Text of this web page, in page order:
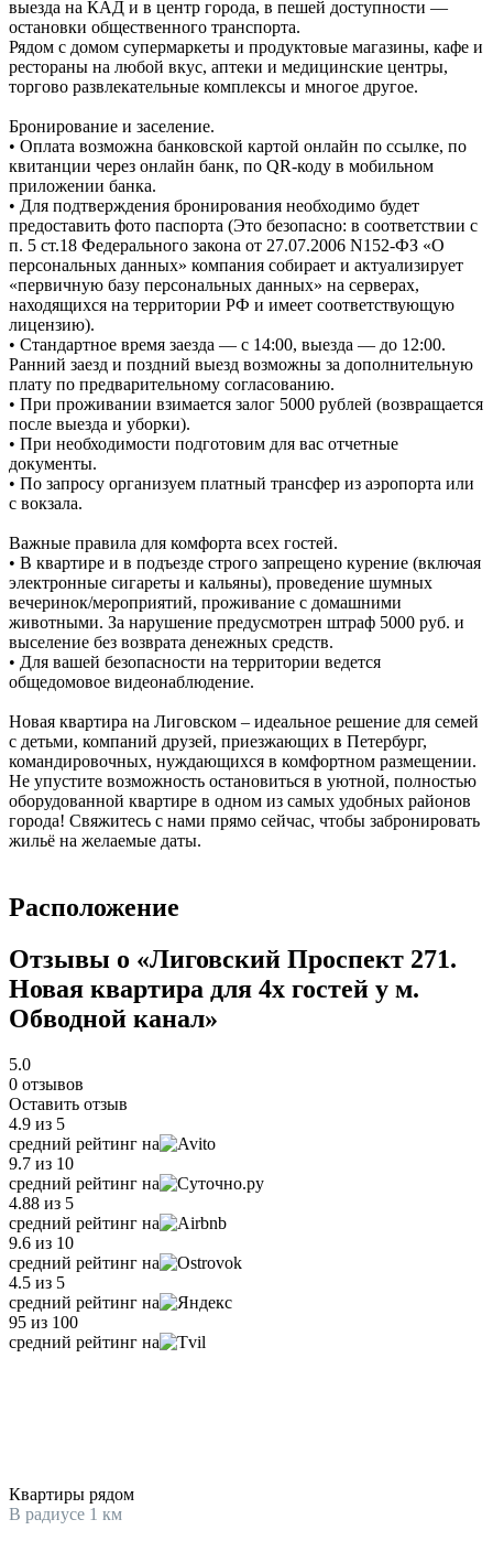
выезда на КАД и в центр города, в пешей доступности —
остановки общественного транспорта.
Рядом с домом супермаркеты и продуктовые магазины, кафе и
рестораны на любой вкус, аптеки и медицинские центры,
торгово развлекательные комплексы и многое другое.
Бронирование и заселение.
• Оплата возможна банковской картой онлайн по ссылке, по
квитанции через онлайн банк, по QR-коду в мобильном
приложении банка.
• Для подтверждения бронирования необходимо будет
предоставить фото паспорта (Это безопасно: в соответствии с
п. 5 ст.18 Федерального закона от 27.07.2006 N152-ФЗ «О
персональных данных» компания собирает и актуализирует
«первичную базу персональных данных» на серверах,
находящихся на территории РФ и имеет соответствующую
лицензию).
• Стандартное время заезда — с 14:00, выезда — до 12:00.
Ранний заезд и поздний выезд возможны за дополнительную
плату по предварительному согласованию.
• При проживании взимается залог 5000 рублей (возвращается
после выезда и уборки).
• При необходимости подготовим для вас отчетные
документы.
• По запросу организуем платный трансфер из аэропорта или
с вокзала.
Важные правила для комфорта всех гостей.
• В квартире и в подъезде строго запрещено курение (включая
электронные сигареты и кальяны), проведение шумных
вечеринок/мероприятий, проживание с домашними
животными. За нарушение предусмотрен штраф 5000 руб. и
выселение без возврата денежных средств.
• Для вашей безопасности на территории ведется
общедомовое видеонаблюдение.
Новая квартира на Лиговском – идеальное решение для семей
с детьми, компаний друзей, приезжающих в Петербург,
командировочных, нуждающихся в комфортном размещении.
Не упустите возможность остановиться в уютной, полностью
оборудованной квартире в одном из самых удобных районов
города! Свяжитесь с нами прямо сейчас, чтобы забронировать
жильё на желаемые даты.
Расположение
Отзывы о «Лиговский Проспект 271.
Новая квартира для 4х гостей у м.
Обводной канал»
5.0
0 отзывов
Оставить отзыв
4.9 из 5
средний рейтинг на
9.7 из 10
средний рейтинг на
4.88 из 5
средний рейтинг на
9.6 из 10
средний рейтинг на
4.5 из 5
средний рейтинг на
95 из 100
средний рейтинг на
Квартиры рядом
В радиусе 1 км